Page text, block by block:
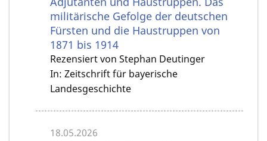
militärische Gefolge der deutschen
Fürsten und die Haustruppen von
1871 bis 1914
Rezensiert von Stephan Deutinger
In: Zeitschrift für bayerische
Landesgeschichte
18.05.2026